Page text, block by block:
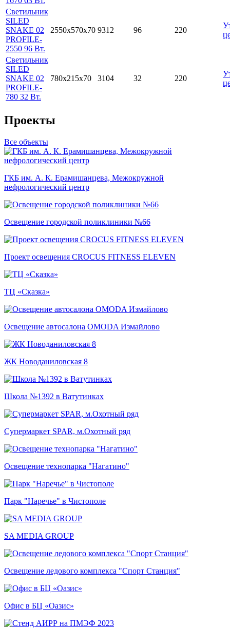
Светильник
SILED
SNAKE 02
PROFILE-
2550 96 Вт.
2550x570х70 9312 96 220
Светильник
SILED
SNAKE 02
PROFILE-
780 32 Вт.
780x215х70 3104 32 220
Проекты
Все объекты
ГКБ им. А. К. Ерамишанцева, Межокружной
нефрологический центр
Освещение городской поликлиники №66
Проект освещения CROCUS FITNESS ELEVEN
ТЦ «Сказка»
Освещение автосалона OMODA Измайлово
ЖК Новоданиловская 8
Школа №1392 в Ватутинках
Супермаркет SPAR, м.Охотный ряд
Освещение технопарка "Нагатино"
Парк "Наречье" в Чистополе
SA MEDIA GROUP
Освещение ледового комплекса "Спорт Станция"
Офис в БЦ «Оазис»